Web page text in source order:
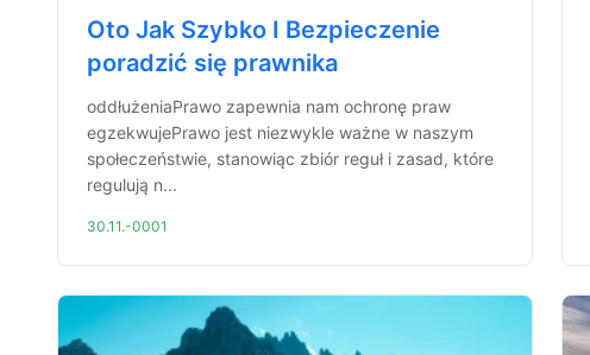
Oto Jak Szybko I Bezpieczenie
poradzić się prawnika
oddłużeniaPrawo zapewnia nam ochronę praw
egzekwujePrawo jest niezwykle ważne w naszym
społeczeństwie, stanowiąc zbiór reguł i zasad, które
regulują n...
30.11.-0001